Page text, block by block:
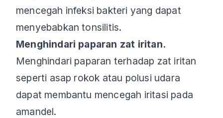
mencegah infeksi bakteri yang dapat
menyebabkan tonsilitis.
Menghindari paparan zat iritan.
Menghindari paparan terhadap zat iritan
seperti asap rokok atau polusi udara
dapat membantu mencegah iritasi pada
amandel.